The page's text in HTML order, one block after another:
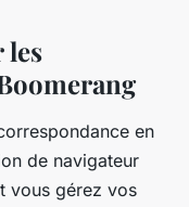
les
en
de navigateur
vous gérez vos